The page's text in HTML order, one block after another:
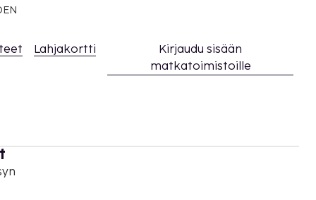
Lahjakortti
Kirjaudu sisään
matkatoimistoille